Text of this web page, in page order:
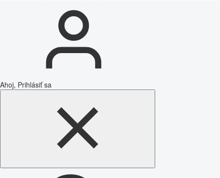
Ahoj, Prihlásiť sa